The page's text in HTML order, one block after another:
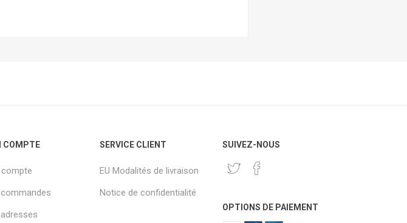
COMPTE SERVICE CLIENT
EU Modalités de livraison
Notice de confidentialité
SUIVEZ-NOUS
OPTIONS DE PAIEMENT